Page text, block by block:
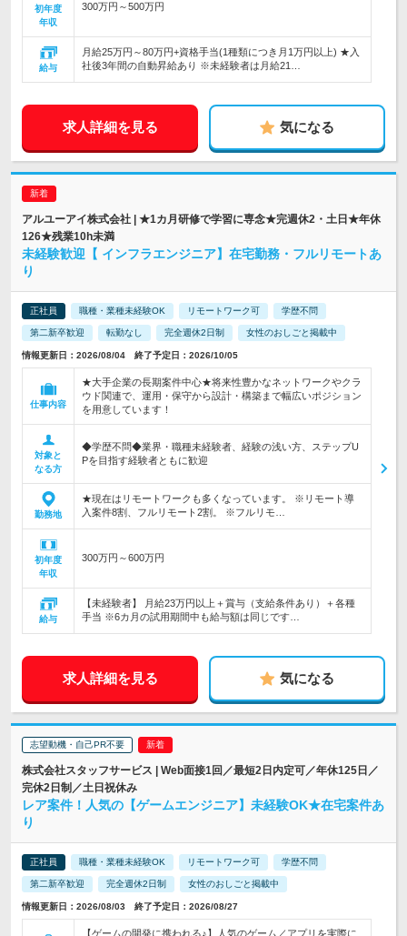
初年度
年収
300万円～500万円
給与
月給25万円～80万円+資格手当(1種類につき月1万円以上) ★入
社後3年間の自動昇給あり ※未経験者は月給21…
求人詳細を見る 気になる
アルユーアイ株式会社 | ★1カ月研修で学習に専念★完週休2・土日★年休
126★残業10h未満
未経験歓迎【 インフラエンジニア】在宅勤務・フルリモートあ
り
正社員 職種・業種未経験OK リモートワーク可 学歴不問
第二新卒歓迎 転勤なし 完全週休2日制 女性のおしごと掲載中
情報更新日：2026/08/04 終了予定日：2026/10/05
仕事内容
★大手企業の長期案件中心★将来性豊かなネットワークやクラ
ウド関連で、運用・保守から設計・構築まで幅広いポジション
を用意しています！
対象と
なる方
◆学歴不問◆業界・職種未経験者、経験の浅い方、ステップU
Pを目指す経験者ともに歓迎
勤務地
★現在はリモートワークも多くなっています。 ※リモート導
入案件8割、フルリモート2割。 ※フルリモ…
初年度
年収
300万円～600万円
給与
【未経験者】 月給23万円以上＋賞与（支給条件あり）＋各種
手当 ※6カ月の試用期間中も給与額は同じです…
求人詳細を見る 気になる
志望動機・自己PR不要
株式会社スタッフサービス | Web面接1回／最短2日内定可／年休125日／
完休2日制／土日祝休み
レア案件！人気の【ゲームエンジニア】未経験OK★在宅案件あ
り
正社員 職種・業種未経験OK リモートワーク可 学歴不問
第二新卒歓迎 完全週休2日制 女性のおしごと掲載中
情報更新日：2026/08/03 終了予定日：2026/08/27
【ゲームの開発に携われる♪】人気のゲーム／アプリを実際に